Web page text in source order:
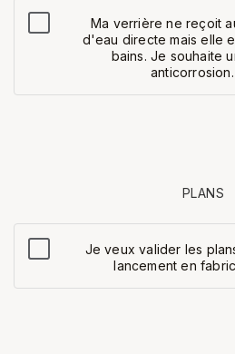
Ma verrière ne reçoit
d'eau directe mais elle
bains. Je souhaite
PLANS
Je veux valider les
lancement en